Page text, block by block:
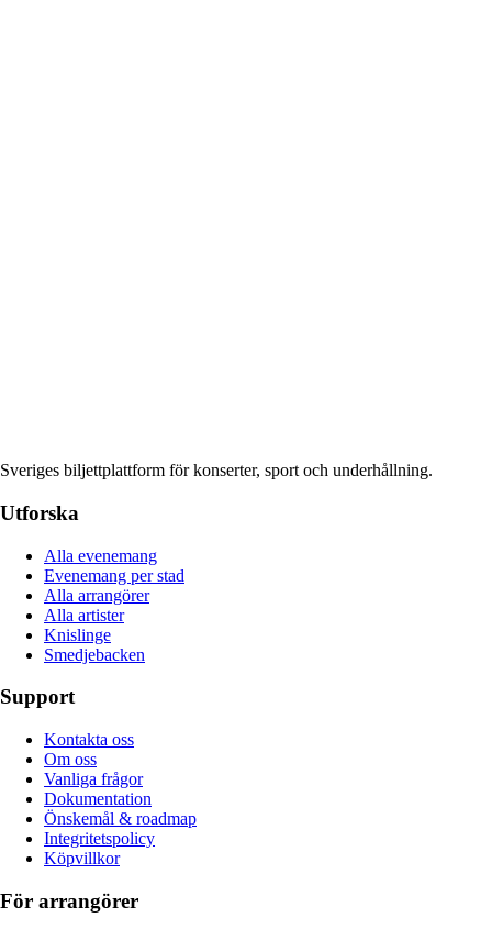
Sveriges biljettplattform för konserter, sport och underhållning.
Utforska
Alla evenemang
Evenemang per stad
Alla arrangörer
Alla artister
Knislinge
Smedjebacken
Support
Kontakta oss
Om oss
Vanliga frågor
Dokumentation
Önskemål & roadmap
Integritetspolicy
Köpvillkor
För arrangörer